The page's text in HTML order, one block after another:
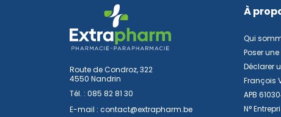
Route de Condroz, 322
4550 Nandrin
Tél. : 085 82 81 30
E-mail : contact@extrapharm.be
À
Qui
Poser
Déclarer
François
APB
N°